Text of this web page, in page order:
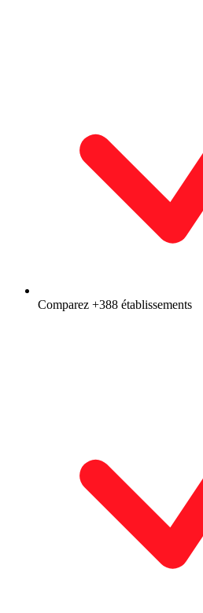
Comparez +388 établissements